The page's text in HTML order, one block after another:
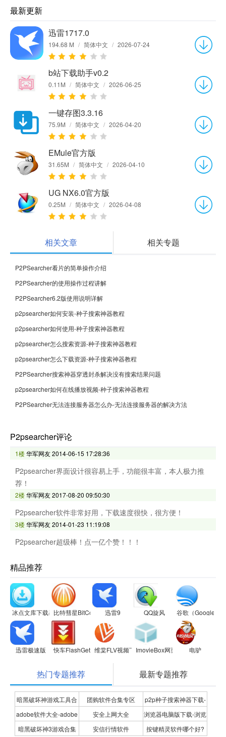
最新更新
迅雷1717.0
194.68 M / 简体中文 / 2026-07-24
b站下载助手v0.2
0.11M / 简体中文 / 2026-06-25
一键存图3.3.16
75.9M / 简体中文 / 2026-04-20
EMule官方版
31.65M / 简体中文 / 2026-04-10
UG NX6.0官方版
0.25M / 简体中文 / 2026-04-08
相关文章 相关专题
P2PSearcher看片的简单操作介绍
P2PSearcher的使用操作过程讲解
P2PSearcher6.2版使用说明详解
p2psearcher如何安装-种子搜索神器教程
p2psearcher如何使用-种子搜索神器教程
p2psearcher怎么搜索资源-种子搜索神器教程
p2psearcher怎么下载资源-种子搜索神器教程
P2PSearcher搜索神器穿透封杀解决没有搜索结果问题
p2psearcher如何在线播放视频-种子搜索神器教程
P2PSearcher无法连接服务器怎么办-无法连接服务器的解决方法
P2psearcher评论
1楼华军网友2014-06-15 17:28:36
P2psearcher界面设计很容易上手，功能很丰富，本人极力推
荐！
2楼华军网友2017-08-20 09:50:30
P2psearcher软件非常好用，下载速度很快，很方便！
3楼华军网友2014-01-23 11:19:08
P2psearcher超级棒！点一亿个赞！！！
精品推荐
冰点文库下载器比特彗星BitComet 迅雷9 QQ旋风 谷歌（Google）
迅雷极速版 快车FlashGet 维棠FLV视频下载软件ImovieBox网页视频下载器
电驴
热门专题推荐 最新专题推荐
暗黑破坏神游戏工具合
集
团购软件合集专区
p2p种子搜索神器下载-
P2P种子搜索神器专题
adobe软件大全-adobe
全系列软件下载-adobe
安全上网大全
浏览器电脑版下载-浏览
器下载合集
暗黑破坏神3游戏合集 安信行情软件 按键精灵软件哪个好?